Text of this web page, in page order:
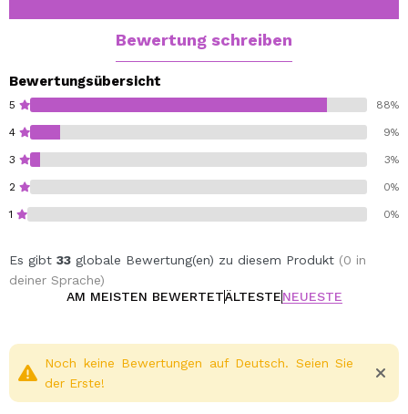
Bewertung schreiben
Bewertungsübersicht
5 88%
4 9%
3 3%
2 0%
1 0%
Es gibt 33 globale Bewertung(en) zu diesem Produkt (0 in
deiner Sprache)
AM MEISTEN BEWERTETÄLTESTENEUESTE
Noch keine Bewertungen auf Deutsch. Seien Sie
der Erste!